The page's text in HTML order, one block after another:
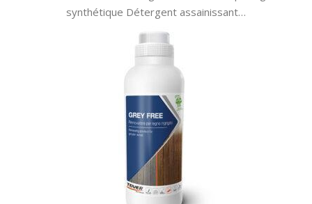
synthétique Détergent assainissant…